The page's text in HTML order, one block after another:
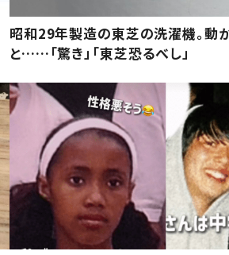
昭和29年製造の東芝の洗濯機。動
と……「驚き」「東芝恐るべし」